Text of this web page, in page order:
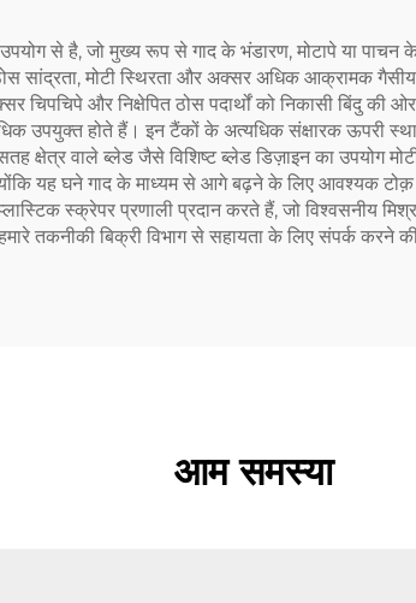
से है, जो मुख्य रूप से गाद के भंडारण, मोटापे या पाचन
सांद्रता, मोटी स्थिरता और अक्सर अधिक आक्रामक
चिपचिपे और निक्षेपित ठोस पदार्थों को निकासी बिंदु
होते हैं। इन टैंकों के अत्यधिक संक्षारक ऊपरी स्थान
वाले ब्लेड जैसे विशिष्ट ब्लेड डिज़ाइन का उपयोग
यह घने गाद के माध्यम से आगे बढ़ने के लिए आवश्यक
स्क्रेपर प्रणाली प्रदान करते हैं, जो विश्वसनीय
तकनीकी बिक्री विभाग से सहायता के लिए संपर्क करने
आम समस्या